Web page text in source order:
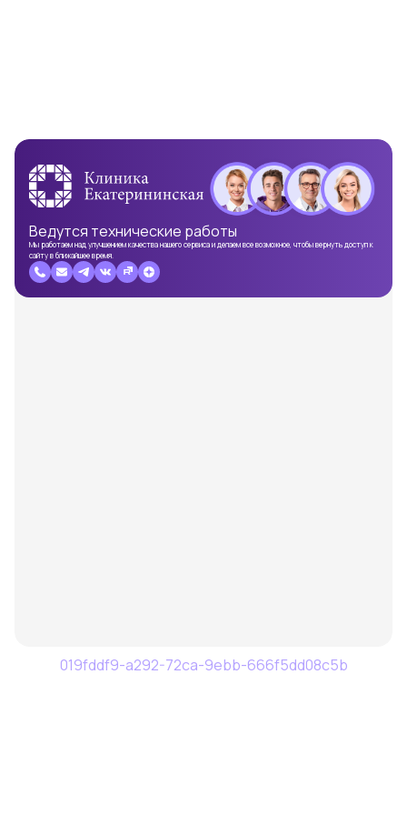
Ведутся технические работы
Мы работаем над улучшением качества нашего сервиса и делаем все возможное, чтобы вернуть доступ к
сайту в ближайшее время.
019fddf9-a292-72ca-9ebb-666f5dd08c5b